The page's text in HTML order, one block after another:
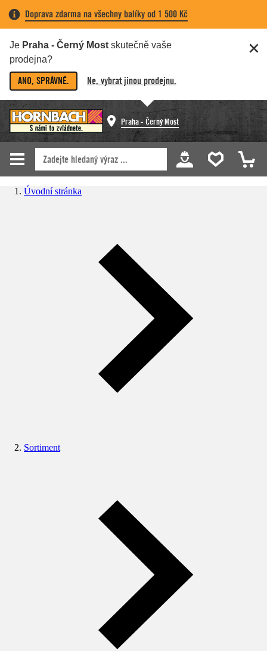
Doprava zdarma na všechny balíky od 1 500 Kč
Je Praha - Černý Most skutečně vaše
prodejna?
ANO, SPRÁVNĚ. Ne, vybrat jinou prodejnu.
Praha - Černý Most
Úvodní stránka
Sortiment